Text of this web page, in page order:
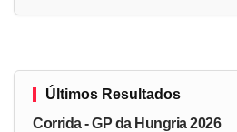
Últimos Resultados
Corrida - GP da Hungria 2026